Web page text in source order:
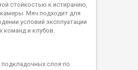
стойкостью к истиранию,
Мяч подходит для
условий эксплуатации
и клубов.
подкладочных слоя по